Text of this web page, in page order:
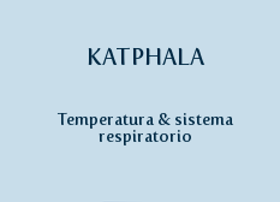
KATPHALA
Temperatura & sistema
respiratorio